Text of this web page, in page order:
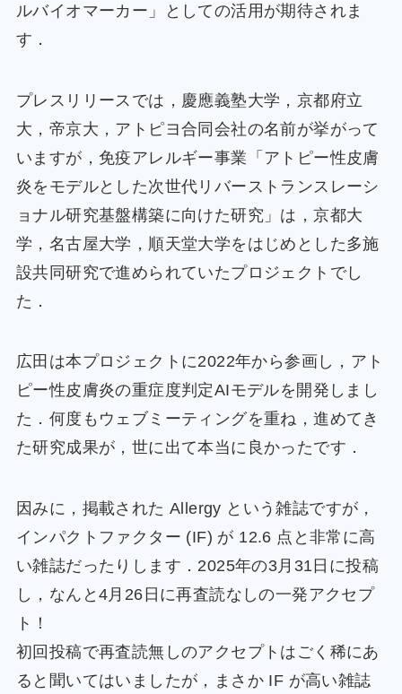
ルバイオマーカー」としての活用が期待されま
す．
プレスリリースでは，慶應義塾大学，京都府立
大，帝京大，アトピヨ合同会社の名前が挙がって
いますが，免疫アレルギー事業「アトピー性皮膚
炎をモデルとした次世代リバーストランスレーシ
ョナル研究基盤構築に向けた研究」は，京都大
学，名古屋大学，順天堂大学をはじめとした多施
設共同研究で進められていたプロジェクトでし
た．
広田は本プロジェクトに2022年から参画し，アト
ピー性皮膚炎の重症度判定AIモデルを開発しまし
た．何度もウェブミーティングを重ね，進めてき
た研究成果が，世に出て本当に良かったです．
因みに，掲載された Allergy という雑誌ですが，
インパクトファクター (IF) が 12.6 点と非常に高
い雑誌だったりします．2025年の3月31日に投稿
し，なんと4月26日に再査読なしの一発アクセプ
ト！
初回投稿で再査読無しのアクセプトはごく稀にあ
ると聞いてはいましたが，まさか IF が高い雑誌